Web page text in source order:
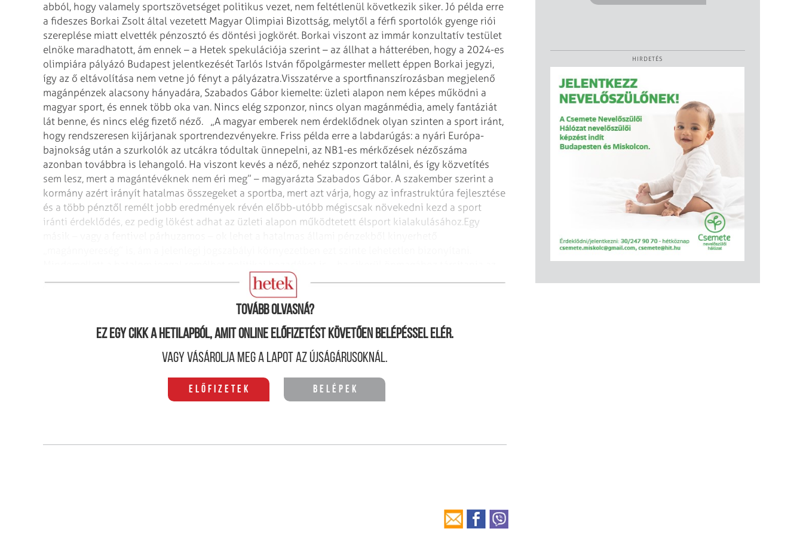
abból, hogy valamely sportszövetséget politikus vezet, nem feltétlenül következik siker. Jó példa erre
a fideszes Borkai Zsolt által vezetett Magyar Olimpiai Bizottság, melytől a férfi sportolók gyenge riói
szereplése miatt elvették pénzosztó és döntési jogkörét. Borkai viszont az immár konzultatív testület
elnöke maradhatott, ám ennek – a Hetek spekulációja szerint – az állhat a hátterében, hogy a 2024-es
olimpiára pályázó Budapest jelentkezését Tarlós István főpolgármester mellett éppen Borkai jegyzi,
így az ő eltávolítása nem vetne jó fényt a pályázatra.Visszatérve a sportfinanszírozásban megjelenő
magánpénzek alacsony hányadára, Szabados Gábor kiemelte: üzleti alapon nem képes működni a
magyar sport, és ennek több oka van. Nincs elég szponzor, nincs olyan magánmédia, amely fantáziát
lát benne, és nincs elég fizető néző. „A magyar emberek nem érdeklődnek olyan szinten a sport iránt,
hogy rendszeresen kijárjanak sportrendezvényekre. Friss példa erre a labdarúgás: a nyári Európa-
bajnokság után a szurkolók az utcákra tódultak ünnepelni, az NB1-es mérkőzések nézőszáma
azonban továbbra is lehangoló. Ha viszont kevés a néző, nehéz szponzort találni, és így közvetítés
sem lesz, mert a magántévéknek nem éri meg” – magyarázta Szabados Gábor. A szakember szerint a
kormány azért irányít hatalmas összegeket a sportba, mert azt várja, hogy az infrastruktúra fejlesztése
és a több pénztől remélt jobb eredmények révén előbb-utóbb mégiscsak növekedni kezd a sport
iránti érdeklődés, ez pedig lökést adhat az üzleti alapon működtetett élsport kialakulásához.Egy
áhított sportsikereket.
Tovább olvasná?
Ez egy cikk a hetilapból, amit online előfizetést követően belépéssel elér.
Vagy vásárolja meg a lapot az újságárusoknál.
Előfizetek Belépek
HIRDETÉS